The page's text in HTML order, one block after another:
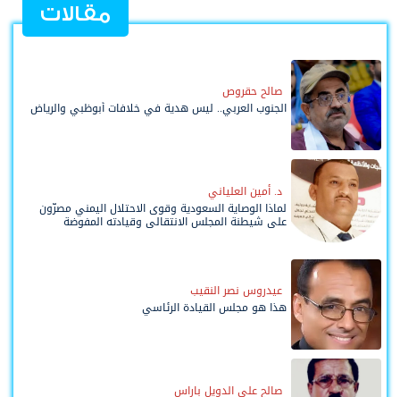
مقالات
صالح حقروص
الجنوب العربي.. ليس هدية في خلافات أبوظبي والرياض
د. أمين العلياني
لماذا الوصاية السعودية وقوى الاحتلال اليمني مصرّون
على شيطنة المجلس الانتقالي وقيادته المفوضة
عيدروس نصر النقيب
هذا هو مجلس القيادة الرئاسي
صالح علي الدويل باراس